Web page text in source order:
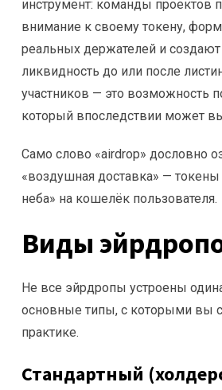
инструмент: команды проектов
внимание к своему токену,
реальных держателей и
ликвидность до или после
участников — это возможность
который впоследствии может
Само слово «airdrop» дословно
«воздушная доставка» —
неба» на кошелёк пользователя.
Виды
Не все эйрдропы устроены
основные типы, с которыми вы
практике.
Стандартный